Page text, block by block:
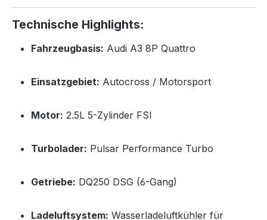
Technische Highlights:
Fahrzeugbasis: Audi A3 8P Quattro
Einsatzgebiet: Autocross / Motorsport
Motor: 2.5L 5-Zylinder FSI
Turbolader: Pulsar Performance Turbo
Getriebe: DQ250 DSG (6-Gang)
Ladeluftsystem: Wasserladeluftkühler für